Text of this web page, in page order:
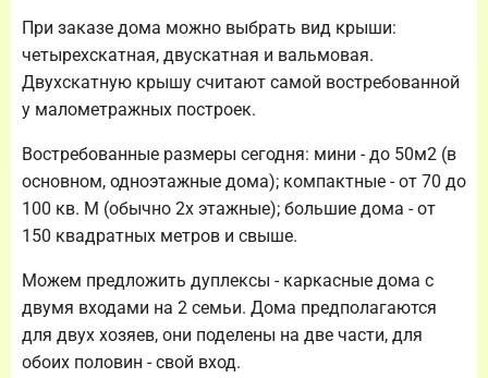
При заказе дома можно выбрать вид крыши:
четырехскатная, двускатная и вальмовая.
Двухскатную крышу считают самой востребованной
у малометражных построек.
Востребованные размеры сегодня: мини - до 50м2 (в
основном, одноэтажные дома); компактные - от 70 до
100 кв. М (обычно 2х этажные); большие дома - от
150 квадратных метров и свыше.
Можем предложить дуплексы - каркасные дома с
двумя входами на 2 семьи. Дома предполагаются
для двух хозяев, они поделены на две части, для
обоих половин - свой вход.